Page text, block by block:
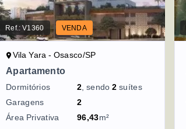
Ref.:V1360 VENDA
Vila Yara - Osasco/SP
Apartamento
Dormitórios 2, sendo2 suítes
Garagens
2
Área Privativa
96,43m²